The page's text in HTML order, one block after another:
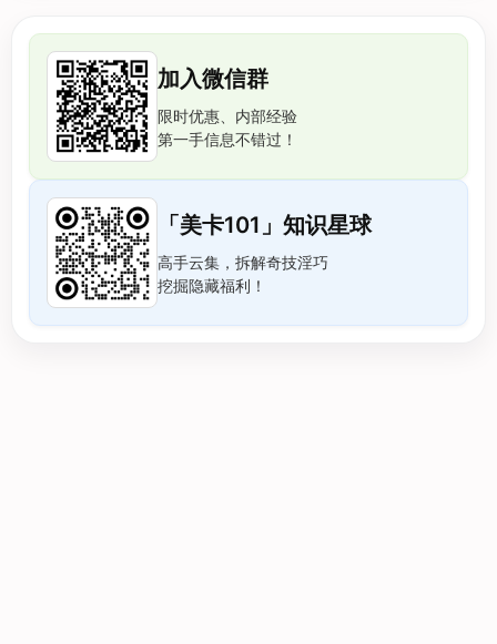
加入微信群
限时优惠、内部经验
第一手信息不错过！
「美卡101」知识星球
高手云集，拆解奇技淫巧
挖掘隐藏福利！